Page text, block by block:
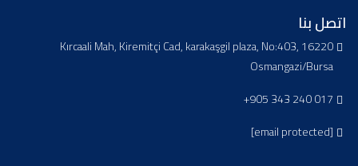
اتصل بنا
Kırcaali Mah, Kiremitçi Cad, karakaşgil plaza, No:403, 16220
Osmangazi/Bursa
+905 343 240 017
[email protected]